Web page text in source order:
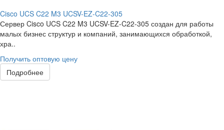
Cisco UCS C22 M3 UCSV-EZ-C22-305
Сервер Cisco UCS C22 M3 UCSV-EZ-C22-305 создан для работы
малых бизнес структур и компаний, занимающихся обработкой,
хра..
Получить оптовую цену
Подробнее